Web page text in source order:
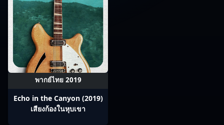
พากย์ไทย 2019
Echo in the Canyon (2019)
เสียงก้องในหุบเขา